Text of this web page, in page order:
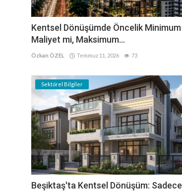
Kentsel Dönüşümde Öncelik Minimum
Maliyet mi, Maksimum...
Özkan ÖZEL Temmuz 11, 2026 73
Sektörel Bilgiler
Beşiktaş'ta Kentsel Dönüşüm: Sadece